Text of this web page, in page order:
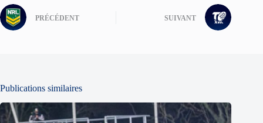
PRÉCÉDENT SUIVANT
Publications similaires